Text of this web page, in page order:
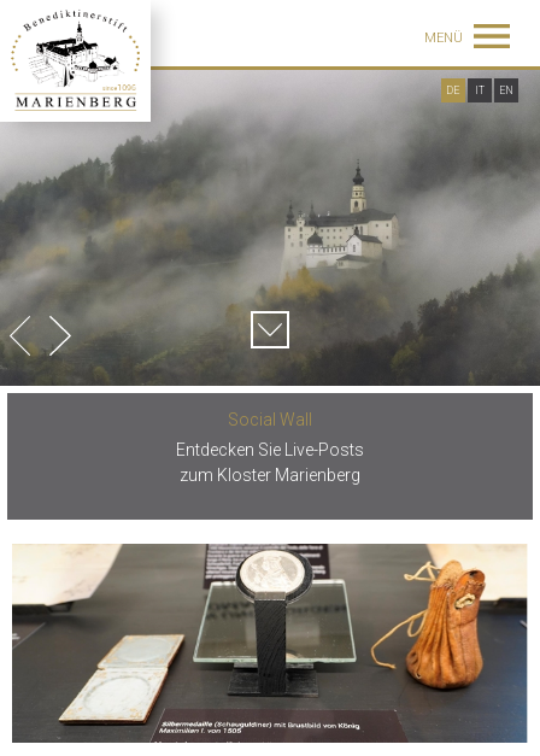
MENÜ
DE IT EN
Social Wall
Entdecken Sie Live-Posts
zum Kloster Marienberg